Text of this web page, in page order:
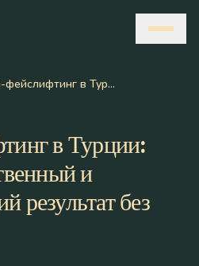
Мини-фейслифтинг в Турции: Свежий, естественный и омолаживающий результат без перебора
в Турции:
и
без